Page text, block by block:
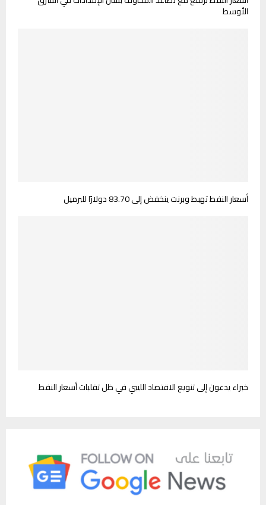
الأوسط
أسعار النفط تهبط وبرنت ينخفض إلى 83.70 دولارًا للبرميل
خبراء يدعون إلى تنويع الاقتصاد الليبي في ظل تقلبات أسعار النفط